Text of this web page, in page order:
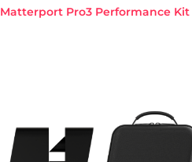
Matterport Pro3 Performance Kit